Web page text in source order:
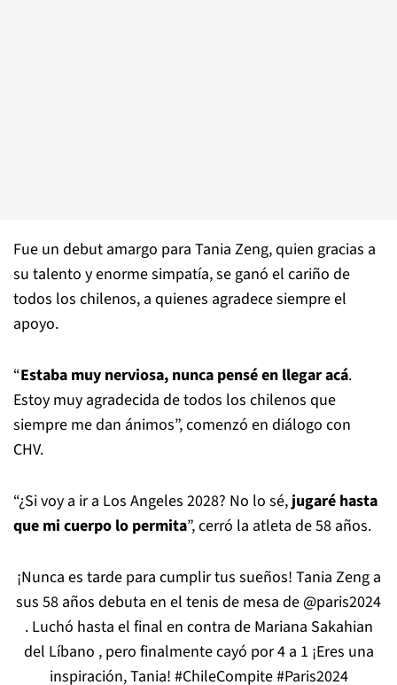
Fue un debut amargo para Tania Zeng, quien gracias a
su talento y enorme simpatía, se ganó el cariño de
todos los chilenos, a quienes agradece siempre el
apoyo.
“Estaba muy nerviosa, nunca pensé en llegar acá.
Estoy muy agradecida de todos los chilenos que
siempre me dan ánimos”, comenzó en diálogo con
CHV.
“¿Si voy a ir a Los Angeles 2028? No lo sé, jugaré hasta
que mi cuerpo lo permita”, cerró la atleta de 58 años.
¡Nunca es tarde para cumplir tus sueños! Tania Zeng a
sus 58 años debuta en el tenis de mesa de @paris2024
. Luchó hasta el final en contra de Mariana Sakahian
del Líbano , pero finalmente cayó por 4 a 1 ¡Eres una
inspiración, Tania! #ChileCompite#Paris2024